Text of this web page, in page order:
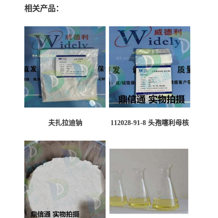
相关产品：
夫扎拉迪钠
112028-91-8 头孢噻利母核